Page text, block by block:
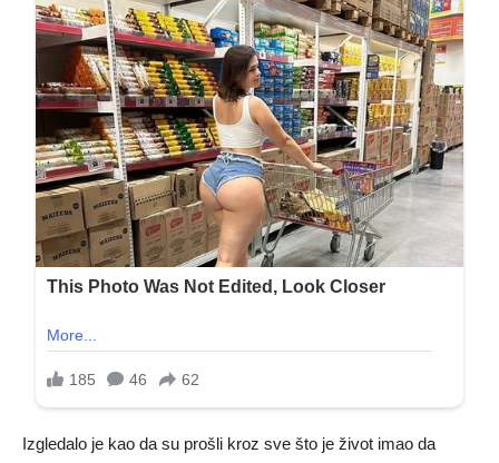
Izgledalo je kao da su prošli kroz sve što je život imao da